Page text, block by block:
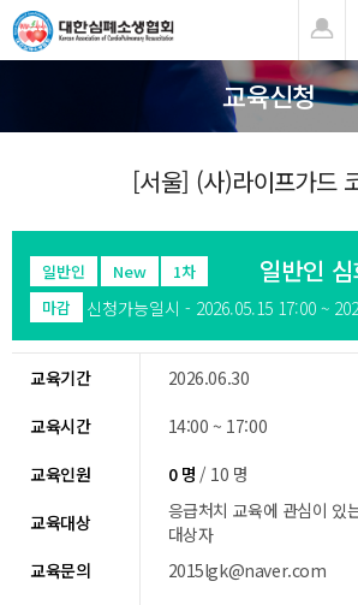
교육신청
[서울] (사)라이프가드
일반인 New 1차 일반인
마감 신청가능일시 - 2026.05.15 17:00 ~
교육기간
2026.06.30
교육시간
14:00 ~ 17:00
교육인원
0 명 / 10 명
교육대상
응급처치 교육에 관심이 있
대상자
교육문의
2015lgk@naver.com